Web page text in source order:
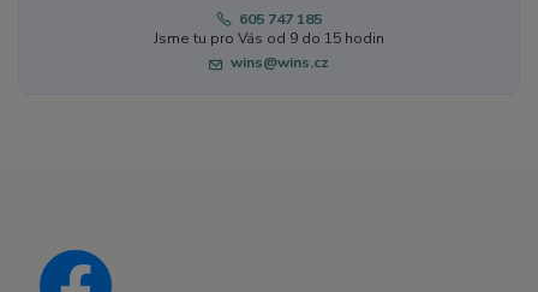
605 747 185
Jsme tu pro Vás od 9 do 15 hodin
wins@wins.cz